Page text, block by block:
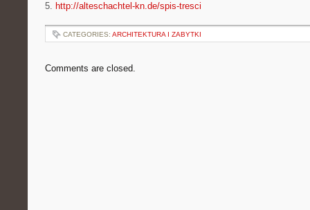
5. http://alteschachtel-kn.de/spis-tresci
CATEGORIES: ARCHITEKTURA I ZABYTKI
Comments are closed.